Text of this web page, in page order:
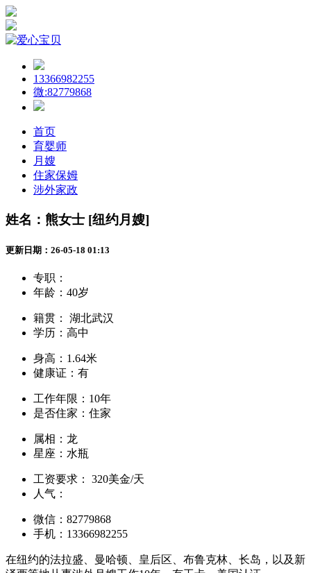
13366982255
微:82779868
首页
育婴师
月嫂
住家保姆
涉外家政
姓名：熊女士 [纽约月嫂]
更新日期：26-05-18 01:13
专职：
年龄： 40岁
籍贯：
湖北武汉
学历： 高中
身高： 1.64米
健康证： 有
工作年限： 10年
是否住家： 住家
属相： 龙
星座： 水瓶
工资要求：
320美金/天
人气：
微信： 82779868
手机： 13366982255
在纽约的法拉盛、曼哈顿、皇后区、布鲁克林、长岛，以及新